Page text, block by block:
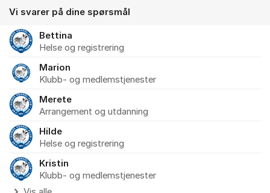
Vi svarer på dine spørsmål
Bettina
Helse og registrering
Marion
Klubb- og medlemstjenester
Merete
Arrangement og utdanning
Hilde
Helse og registrering
Kristin
Klubb- og medlemstjenester